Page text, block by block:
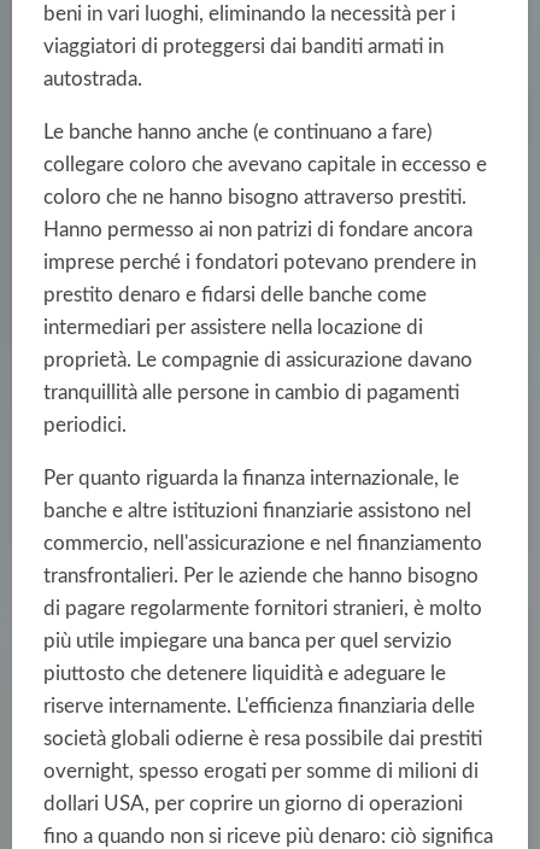
beni in vari luoghi, eliminando la necessità per i
viaggiatori di proteggersi dai banditi armati in
autostrada.
Le banche hanno anche (e continuano a fare)
collegare coloro che avevano capitale in eccesso e
coloro che ne hanno bisogno attraverso prestiti.
Hanno permesso ai non patrizi di fondare ancora
imprese perché i fondatori potevano prendere in
prestito denaro e fidarsi delle banche come
intermediari per assistere nella locazione di
proprietà. Le compagnie di assicurazione davano
tranquillità alle persone in cambio di pagamenti
periodici.
Per quanto riguarda la finanza internazionale, le
banche e altre istituzioni finanziarie assistono nel
commercio, nell'assicurazione e nel finanziamento
transfrontalieri. Per le aziende che hanno bisogno
di pagare regolarmente fornitori stranieri, è molto
più utile impiegare una banca per quel servizio
piuttosto che detenere liquidità e adeguare le
riserve internamente. L'efficienza finanziaria delle
società globali odierne è resa possibile dai prestiti
overnight, spesso erogati per somme di milioni di
dollari USA, per coprire un giorno di operazioni
fino a quando non si riceve più denaro: ciò significa